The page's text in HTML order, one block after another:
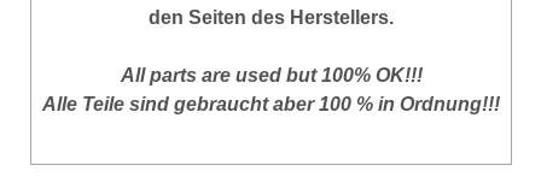
den Seiten des Herstellers.
All parts are used but 100% OK!!!
Alle Teile sind gebraucht aber 100 % in Ordnung!!!